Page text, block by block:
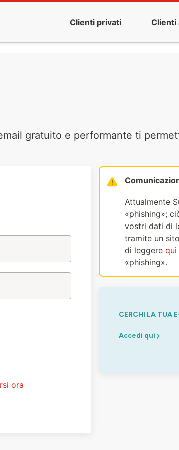
Clienti privati Clienti
gratuito e performante ti
ora
Attualmente
«phishing»;
vostri dati di
tramite un
di leggere qui
«phishing».
CERCHI LA TUA
Accedi qui